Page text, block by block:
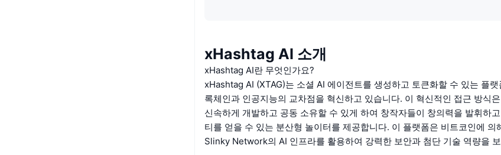
xHashtag AI 소개
xHashtag AI란 무엇인가요?
xHashtag AI (XTAG)는 소셜 AI 에이전트를 생성하고 토큰화할 수 있는 플
록체인과 인공지능의 교차점을 혁신하고 있습니다. 이 혁신적인 접근 방식
신속하게 개발하고 공동 소유할 수 있게 하여 창작자들이 창의력을 발휘하
티를 얻을 수 있는 분산형 놀이터를 제공합니다. 이 플랫폼은 비트코인에 의
Slinky Network의 AI 인프라를 활용하여 강력한 보안과 첨단 기술 역량을